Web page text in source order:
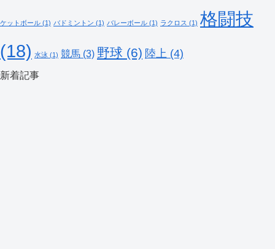
ケットボール (1) バドミントン (1) バレーボール (1) ラクロス (1) 格闘技
(18) 水泳 (1) 競馬 (3) 野球 (6) 陸上 (4)
新着記事